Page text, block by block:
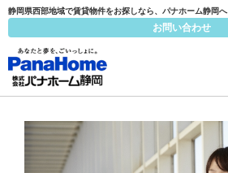
静岡県西部地域で賃貸物件をお探しなら、パナホーム静岡へ
お問い合わせ